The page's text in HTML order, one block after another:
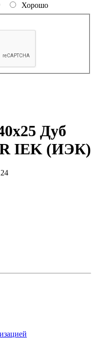
Хорошо
Дуб
IEK (ИЭК)